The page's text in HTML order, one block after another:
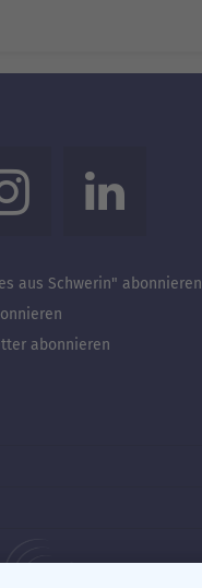
aus Schwerin" abonnieren
abonnieren